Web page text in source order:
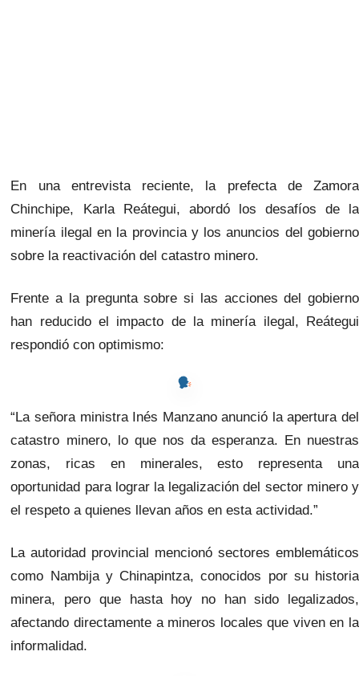
En una entrevista reciente, la prefecta de Zamora
Chinchipe, Karla Reátegui, abordó los desafíos de la
minería ilegal en la provincia y los anuncios del gobierno
sobre la reactivación del catastro minero.
Frente a la pregunta sobre si las acciones del gobierno
han reducido el impacto de la minería ilegal, Reátegui
respondió con optimismo:
“La señora ministra Inés Manzano anunció la apertura del
catastro minero, lo que nos da esperanza. En nuestras
zonas, ricas en minerales, esto representa una
oportunidad para lograr la legalización del sector minero y
el respeto a quienes llevan años en esta actividad.”
La autoridad provincial mencionó sectores emblemáticos
como Nambija y Chinapintza, conocidos por su historia
minera, pero que hasta hoy no han sido legalizados,
afectando directamente a mineros locales que viven en la
informalidad.